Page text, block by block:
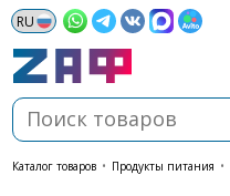
каталог товаров • Продукты питания •